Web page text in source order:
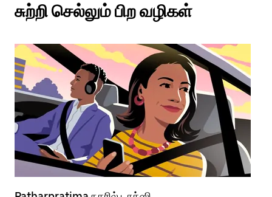
சுற்றி செல்லும் பிற வழிகள்